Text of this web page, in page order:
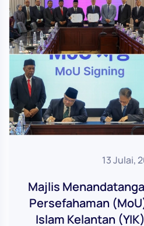
13 Julai,
Majlis
Persefahaman
Islam Kelantan